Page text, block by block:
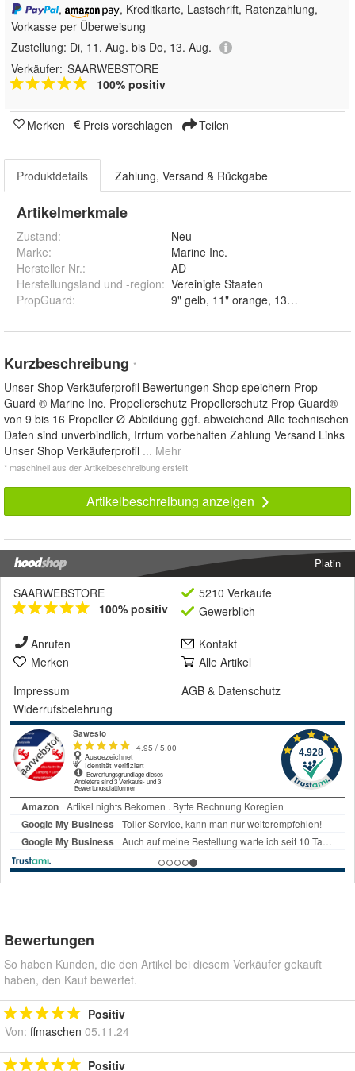
,
, Kreditkarte, Lastschrift, Ratenzahlung,
Vorkasse per Überweisung
Zustellung: Di, 11. Aug. bis Do, 13. Aug.
Verkäufer: SAARWEBSTORE
100% positiv
Merken Preis vorschlagen Teilen
Produktdetails Zahlung, Versand & Rückgabe
Artikelmerkmale
Zustand:
Neu
Marke:
Marine Inc.
Hersteller Nr.:
AD
Herstellungsland und -region: Vereinigte Staaten
PropGuard:
Kurzbeschreibung *
Unser Shop Verkäuferprofil Bewertungen Shop speichern Prop
Guard ® Marine Inc. Propellerschutz Propellerschutz Prop Guard®
von 9 bis 16 Propeller Ø Abbildung ggf. abweichend Alle technischen
Daten sind unverbindlich, Irrtum vorbehalten Zahlung Versand Links
Unser Shop Verkäuferprofil ... Mehr
* maschinell aus der Artikelbeschreibung erstellt
Artikelbeschreibung anzeigen
Platin
SAARWEBSTORE
100% positiv
5210 Verkäufe
Gewerblich
Anrufen
Kontakt
Merken
Alle Artikel
Impressum
AGB & Datenschutz
Widerrufsbelehrung
Bewertungen
So haben Kunden, die den Artikel bei diesem Verkäufer gekauft
haben, den Kauf bewertet.
Positiv
Von: ffmaschen 05.11.24
Positiv